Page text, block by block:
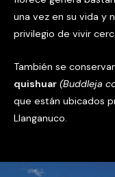
una vez en su vida y
privilegio de vivir
También se
quishuar (Buddleja
que están ubicados
Llanganuco.